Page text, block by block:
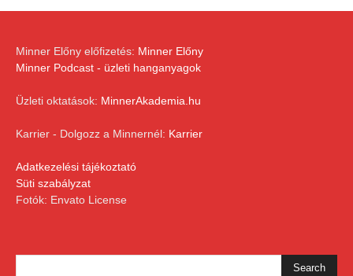
Minner Előny előfizetés: Minner Előny
Minner Podcast - üzleti hanganyagok
Üzleti oktatások: MinnerAkademia.hu
Karrier - Dolgozz a Minnernél: Karrier
Adatkezelési tájékoztató
Süti szabályzat
Fotók: Envato License